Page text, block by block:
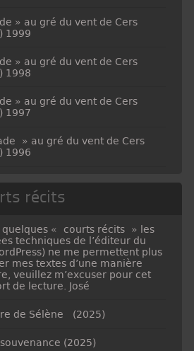
» au gré du vent de Cers
1999
» au gré du vent de Cers
1998
» au gré du vent de Cers
1997
» au gré du vent de Cers
1996
récits
quelques « courts récits » les
techniques de l’éditeur du
ne me permettent plus
mes textes d’une manière
veuillez m’excuser pour cet
de lecture. José
de Sélène (2025)
(2025)